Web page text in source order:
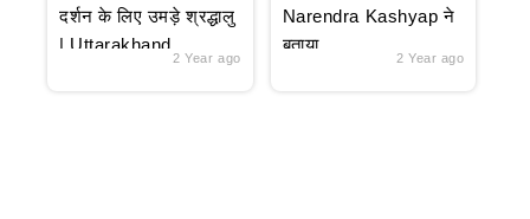
दर्शन के लिए उमड़े श्रद्धालु
| Uttarakhand
2 Year ago
Narendra Kashyap ने
बताया
2 Year ago